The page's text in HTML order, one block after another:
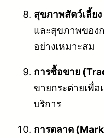
สุขภาพสัตว์เลี้ย
และสุขภาพของ
อย่างเหมาะสม
การซื้อขาย
ขายกระต่ายเพื่
บริการ
การตลาด